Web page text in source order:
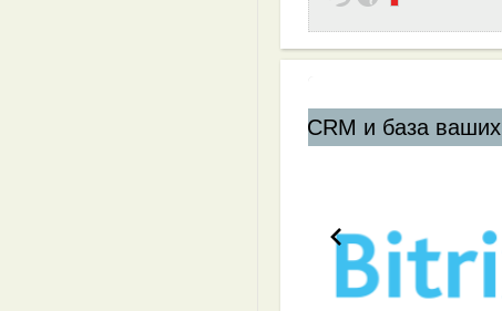
CRM и база ваших клиентов